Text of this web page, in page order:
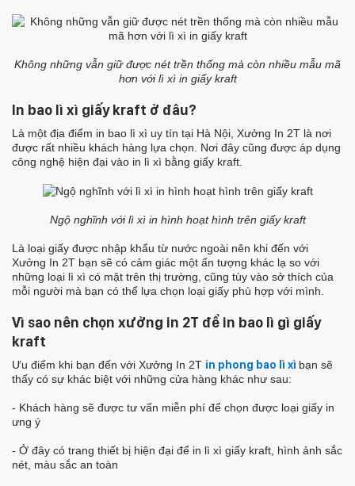
Không những vẫn giữ được nét trền thống mà còn nhiều mẫu mã
hơn với lì xì in giấy kraft
In bao lì xì giấy kraft ở đâu?
Là một địa điểm in bao lì xì uy tín tại Hà Nội, Xưởng In 2T là nơi
được rất nhiều khách hàng lựa chọn. Nơi đây cũng được áp dụng
công nghệ hiện đại vào in lì xì bằng giấy kraft.
Ngộ nghĩnh với lì xì in hình hoạt hình trên giấy kraft
Là loại giấy được nhập khẩu từ nước ngoài nên khi đến với
Xưởng In 2T bạn sẽ có cảm giác một ấn tượng khác lạ so với
những loại lì xì có mặt trên thị trường, cũng tùy vào sở thích của
mỗi người mà bạn có thể lựa chọn loại giấy phù hợp với mình.
Vì sao nên chọn xưởng in 2T để in bao lì gì giấy
kraft
Ưu điểm khi bạn đến với Xưởng In 2T in phong bao lì xì bạn sẽ
thấy có sự khác biệt với những cửa hàng khác như sau:
- Khách hàng sẽ được tư vấn miễn phí để chọn được loại giấy in
ưng ý
- Ở đây có trang thiết bị hiện đại để in lì xì giấy kraft, hình ảnh sắc
nét, màu sắc an toàn